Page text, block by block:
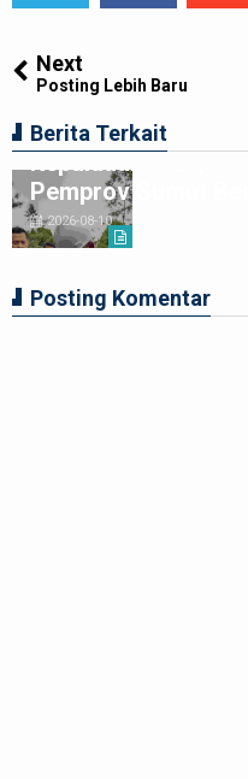
Next
Posting Lebih Baru
Berita Terkait
Wagubsu Surya
Pemprov Sumut
2026-08-10
Posting Komentar